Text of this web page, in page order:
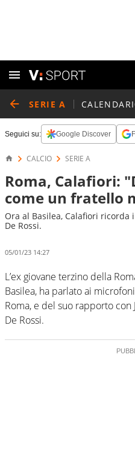
SERIE A
Seguici su: Google Discover
CALCIO SERIE A
Roma, Calafiori:
come un fratello
Ora al Basilea, Calafiori
De Rossi.
05/01/23 14:27
L’ex giovane terzino della
Basilea, ha parlato ai
Roma, e del suo rapporto
De Rossi.